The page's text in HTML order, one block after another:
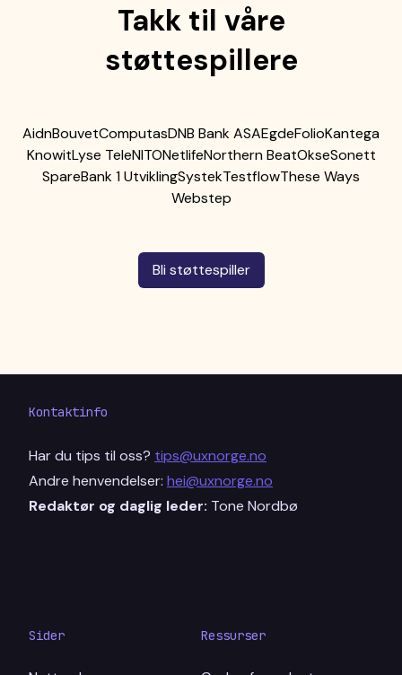
Takk til våre
støttespillere
AidnBouvetComputasDNB Bank ASAEgdeFolioKantega
KnowitLyse TeleNITONetlifeNorthern BeatOkseSonett
SpareBank 1 UtviklingSystekTestflowThese Ways
Webstep
Bli støttespiller
Kontaktinfo
Har du tips til oss? tips@uxnorge.no
Andre henvendelser: hei@uxnorge.no
Redaktør og daglig leder: Tone Nordbø
Sider Ressurser